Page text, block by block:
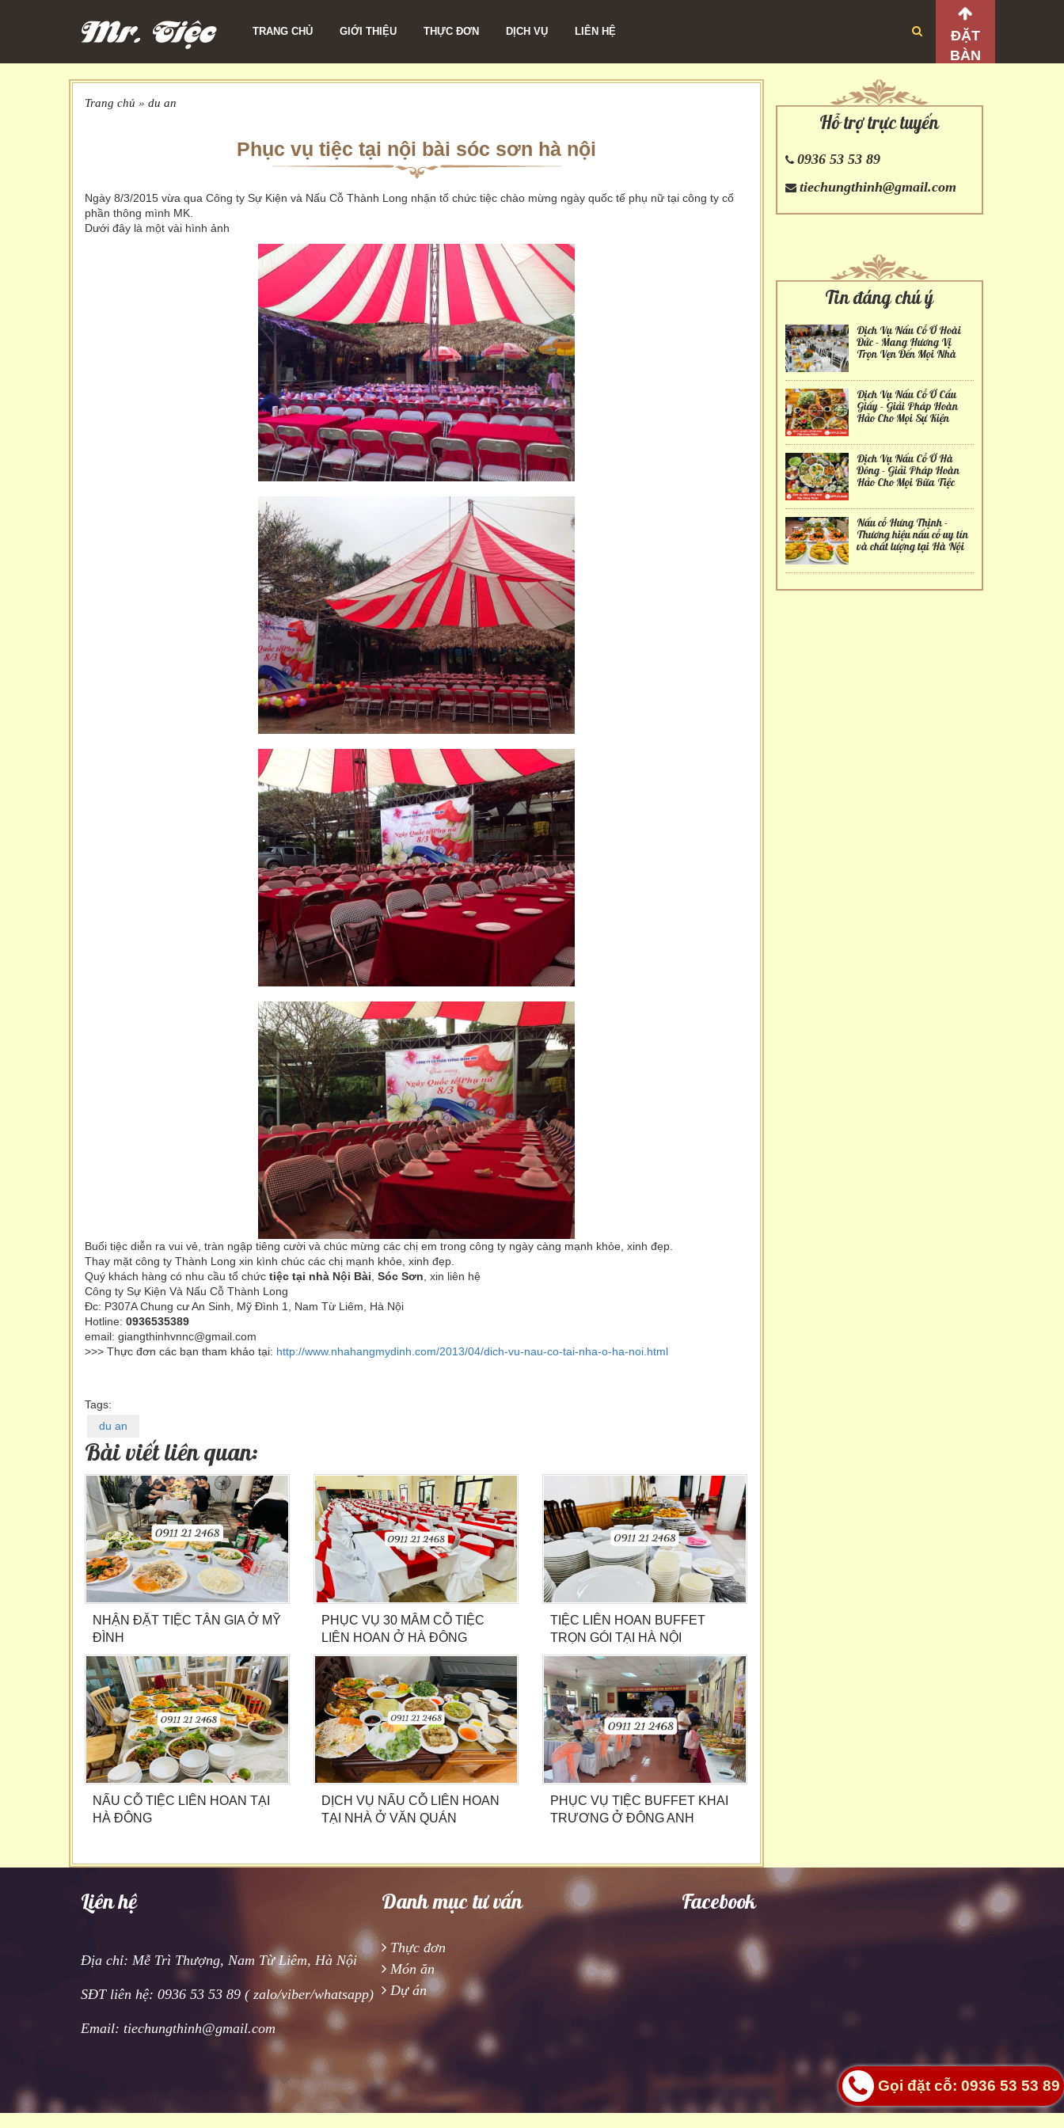
TRANG CHỦ GIỚI THIỆU THỰC ĐƠN DỊCH VỤ LIÊN HỆ
ĐẶT
BÀN
Trang chủ » du an
Phục vụ tiệc tại nội bài sóc sơn hà nội
Ngày 8/3/2015 vừa qua Công ty Sự Kiện và Nấu Cỗ Thành Long nhận tổ chức tiệc chào mừng ngày quốc tế phụ nữ tại công ty cổ
phần thông mình MK.
Dưới đây là một vài hình ảnh
Buổi tiệc diễn ra vui vẻ, tràn ngập tiêng cười và chúc mừng các chị em trong công ty ngày càng mạnh khỏe, xinh đẹp.
Thay mặt công ty Thành Long xin kình chúc các chị mạnh khỏe, xinh đẹp.
Quý khách hàng có nhu cầu tổ chức tiệc tại nhà Nội Bài Sóc Sơn , xin liên hệ
Công ty Sự Kiện Và Nấu Cỗ Thành Long
Đc: P307A Chung cư An Sinh, Mỹ Đình 1, Nam Từ Liêm, Hà Nội
Hotline: 0936535389
email: giangthinhvnnc@gmail.com
>>> Thực đơn các bạn tham khảo tại: http://www.nhahangmydinh.com/2013/04/dich-vu-nau-co-tai-nha-o-ha-noi.html
Tags:
du an
Bài viết liên quan:
NHẬN ĐẶT TIỆC TÂN GIA Ở MỸ
ĐÌNH
PHỤC VỤ 30 MÂM CỖ TIỆC
LIÊN HOAN Ở HÀ ĐÔNG
TIỆC LIÊN HOAN BUFFET
TRỌN GÓI TẠI HÀ NỘI
NẤU CỖ TIỆC LIÊN HOAN TẠI
HÀ ĐÔNG
DỊCH VỤ NẤU CỖ LIÊN HOAN
TẠI NHÀ Ở VĂN QUÁN
PHỤC VỤ TIỆC BUFFET KHAI
TRƯƠNG Ở ĐÔNG ANH
Hỗ trợ trực tuyến
0936 53 53 89
tiechungthinh@gmail.com
Tin đáng chú ý
Dịch Vụ Nấu Cỗ Ở Hoài
Đức - Mang Hương Vị
Trọn Vẹn Đến Mọi Nhà
Dịch Vụ Nấu Cỗ Ở Cầu
Giấy - Giải Pháp Hoàn
Hảo Cho Mọi Sự Kiện
Dịch Vụ Nấu Cỗ Ở Hà
Đông - Giải Pháp Hoàn
Hảo Cho Mọi Bữa Tiệc
Nấu cỗ Hưng Thịnh -
Thương hiệu nấu cỗ uy tín
và chất lượng tại Hà Nội
Liên hệ
Địa chỉ: Mễ Trì Thượng, Nam Từ Liêm, Hà Nội
SĐT liên hệ: 0936 53 53 89 ( zalo/viber/whatsapp)
Email: tiechungthinh@gmail.com
Danh mục tư vấn
Thực đơn
Món ăn
Dự án
Facebook
Gọi đặt cỗ: 0936 53 53 89